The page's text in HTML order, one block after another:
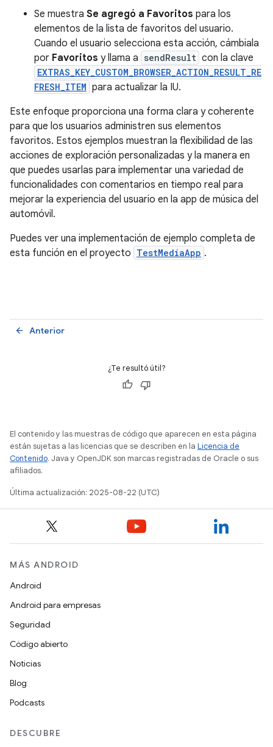
Se muestra Se agregó a Favoritos para los
elementos de la lista de favoritos del usuario.
Cuando el usuario selecciona esta acción, cámbiala
por Favoritos y llama a sendResult con la clave
EXTRAS_KEY_CUSTOM_BROWSER_ACTION_RESULT_RE
FRESH_ITEM para actualizar la IU.
Este enfoque proporciona una forma clara y coherente
para que los usuarios administren sus elementos
favoritos. Estos ejemplos muestran la flexibilidad de las
acciones de exploración personalizadas y la manera en
que puedes usarlas para implementar una variedad de
funcionalidades con comentarios en tiempo real para
mejorar la experiencia del usuario en la app de música del
automóvil.
Puedes ver una implementación de ejemplo completa de
esta función en el proyecto TestMediaApp .
Anterior
arrow_back
¿Te resultó útil?
El contenido y las muestras de código que aparecen en esta página
están sujetas a las licencias que se describen en la Licencia de
Contenido. Java y OpenJDK son marcas registradas de Oracle o sus
afiliados.
Última actualización: 2025-08-22 (UTC)
MÁS ANDROID
Android
Android para empresas
Seguridad
Código abierto
Noticias
Blog
Podcasts
DESCUBRE